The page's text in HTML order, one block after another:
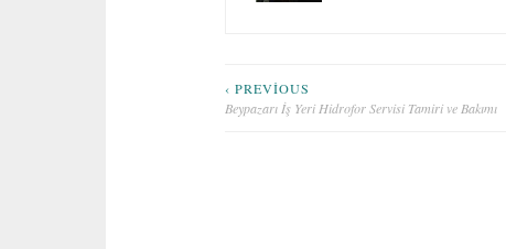
Yazı
‹ PREVIOUS
Beypazarı İş Yeri Hidrofor Servisi Tamiri ve Bakımı